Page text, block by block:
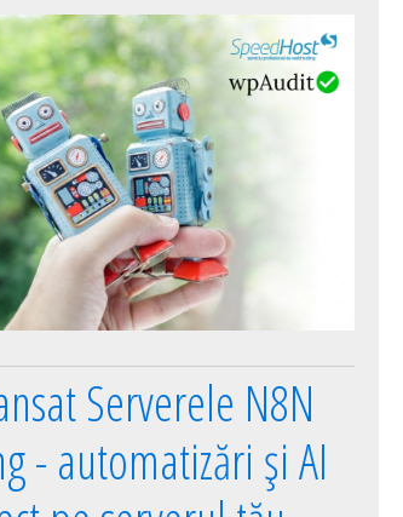
Serverele N8N
- automatizări și AI